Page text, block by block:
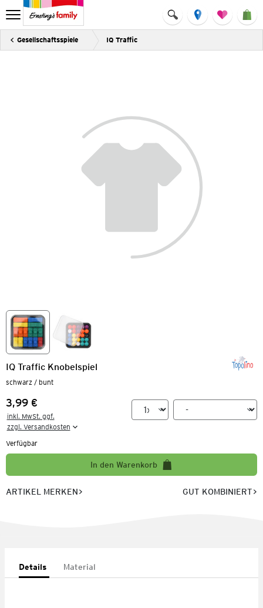
Gesellschaftsspiele IQ Traffic
IQ Traffic Knobelspiel
schwarz / bunt
Preis:
3,99 €
inkl. MwSt. ggf.
zzgl. Versandkosten
Verfügbar
In den Warenkorb
ARTIKEL MERKEN GUT KOMBINIERT
Details Material